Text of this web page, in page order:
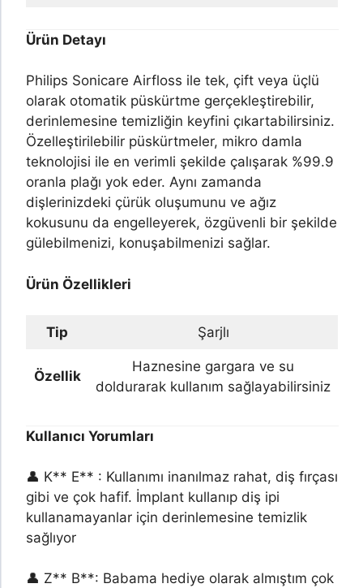
Ürün Detayı
Philips Sonicare Airfloss ile tek, çift veya üçlü
olarak otomatik püskürtme gerçekleştirebilir,
derinlemesine temizliğin keyfini çıkartabilirsiniz.
Özelleştirilebilir püskürtmeler, mikro damla
teknolojisi ile en verimli şekilde çalışarak %99.9
oranla plağı yok eder. Aynı zamanda
dişlerinizdeki çürük oluşumunu ve ağız
kokusunu da engelleyerek, özgüvenli bir şekilde
gülebilmenizi, konuşabilmenizi sağlar.
Ürün Özellikleri
Tip Şarjlı
Özellik
Haznesine gargara ve su
doldurarak kullanım sağlayabilirsiniz
Kullanıcı Yorumları
👤 K** E** : Kullanımı inanılmaz rahat, diş fırçası
gibi ve çok hafif. İmplant kullanıp diş ipi
kullanamayanlar için derinlemesine temizlik
sağlıyor
👤 Z** B**: Babama hediye olarak almıştım çok